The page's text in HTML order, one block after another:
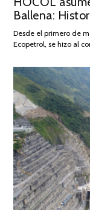
Ballena:
Desde el primero de
Ecopetrol, se hizo al